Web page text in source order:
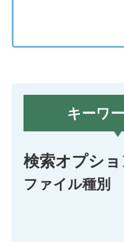
キーワ
検索オプショ
ファイル種別